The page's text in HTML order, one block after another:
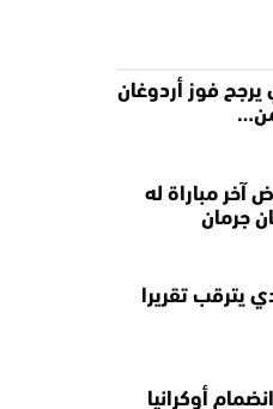
يرجح فوز أردوغان
من…
مباراة له
جرمان
يترقب تقريرا
أوكرانيا